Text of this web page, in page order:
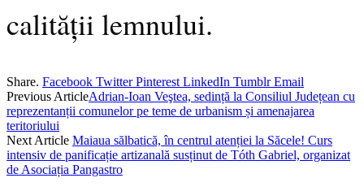
calității lemnului.
Share. Facebook Twitter Pinterest LinkedIn Tumblr Email
Previous ArticleAdrian-Ioan Veştea, sedință la Consiliul Județean cu
reprezentanții comunelor pe teme de urbanism și amenajarea
teritoriului
Next Article Maiaua sălbatică, în centrul atenției la Săcele! Curs
intensiv de panificație artizanală susținut de Tóth Gabriel, organizat
de Asociația Pangastro